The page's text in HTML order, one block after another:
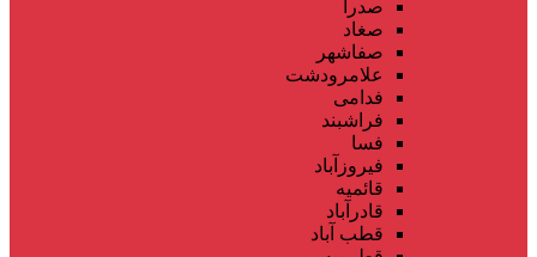
صدرا
صغاد
صفاشهر
علامرودشت
فدامی
فراشبند
فسا
فیروزآباد
قائمیه
قادرآباد
قطب آباد